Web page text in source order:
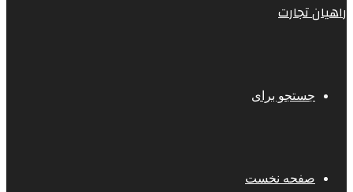
راهیان تجارت
جستجو برای
صفحه نخست